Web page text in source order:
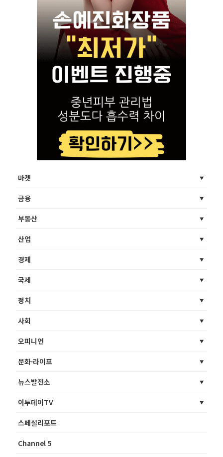
마켓
금융
부동산
산업
경제
국제
정치
사회
오피니언
문화·라이프
뉴스발전소
이투데이TV
스페셜리포트
Channel 5